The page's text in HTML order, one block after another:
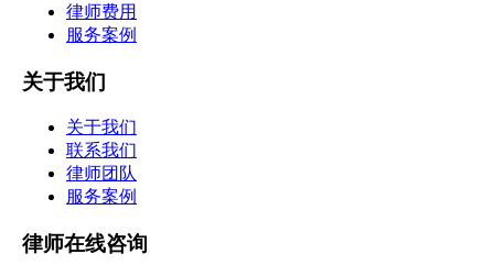
律师费用
服务案例
关于我们
关于我们
联系我们
律师团队
服务案例
律师在线咨询